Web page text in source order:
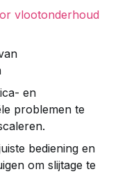
vlootonderhoud
en
problemen te
bediening en
om slijtage te